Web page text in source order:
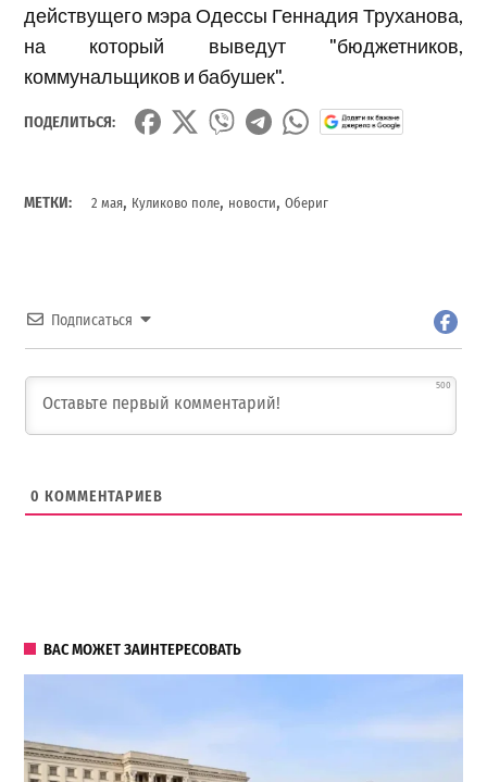
действущего мэра Одессы Геннадия Труханова,
на который выведут "бюджетников,
коммунальщиков и бабушек".
ПОДЕЛИТЬСЯ:
МЕТКИ: 2 мая, Куликово поле, новости,Обериг
Подписаться
500
0 КОММЕНТАРИЕВ
ВАС МОЖЕТ ЗАИНТЕРЕСОВАТЬ